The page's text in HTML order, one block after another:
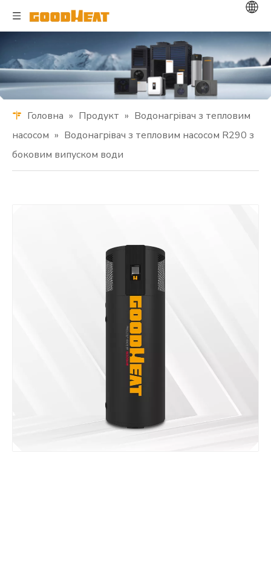
Головна » Продукт » Водонагрівач з тепловим
насосом » Водонагрівач з тепловим насосом R290 з
боковим випуском води